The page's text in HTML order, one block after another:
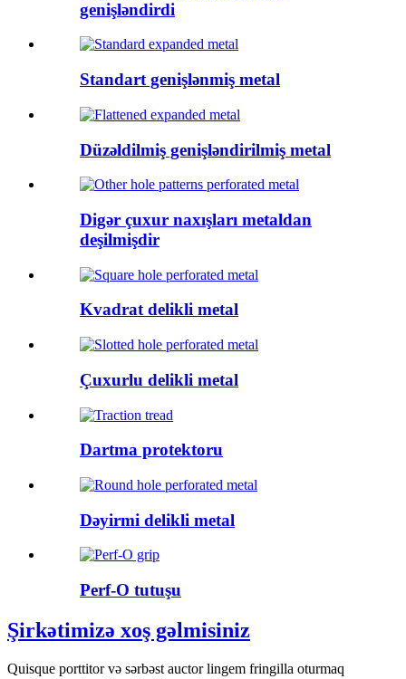
genişləndirdi
Standart genişlənmiş metal
Düzəldilmiş genişləndirilmiş metal
Digər çuxur naxışları metaldan
deşilmişdir
Kvadrat delikli metal
Çuxurlu delikli metal
Dartma protektoru
Dəyirmi delikli metal
Perf-O tutuşu
Şirkətimizə xoş gəlmisiniz
Quisque porttitor və sərbəst auctor lingem fringilla oturmaq